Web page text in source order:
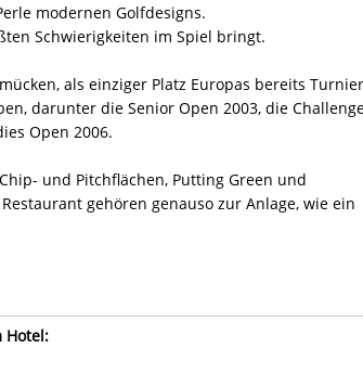
modernen Golfdesigns.
Schwierigkeiten im Spiel bringt.
als einziger Platz Europas bereits
darunter die Senior Open 2003, die
Open 2006.
und Pitchflächen, Putting Green und
gehören genauso zur Anlage, wie ein
Hotel: